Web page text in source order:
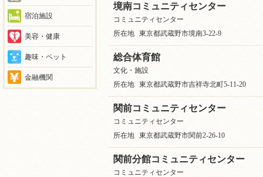
宿泊施設
美容・健康
趣味・ペット
金融機関
境南コミュニティセンター
コミュニティセンター
所在地
東京都武蔵野市境南3-22-9
総合体育館
文化・施設
所在地
東京都武蔵野市吉祥寺北町5-11-20
関前コミュニティセンター
コミュニティセンター
所在地
東京都武蔵野市関前2-26-10
関前分館コミュニティセンター
コミュニティセンター